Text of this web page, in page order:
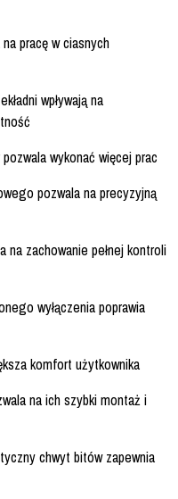
pracę w ciasnych
wpływają na
wykonać więcej prac
pozwala na precyzyjną
zachowanie pełnej kontroli
wyłączenia poprawia
komfort użytkownika
na ich szybki montaż i
chwyt bitów zapewnia